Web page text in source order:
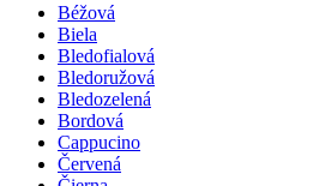
Béžová
Biela
Bledofialová
Bledoružová
Bledozelená
Bordová
Cappucino
Červená